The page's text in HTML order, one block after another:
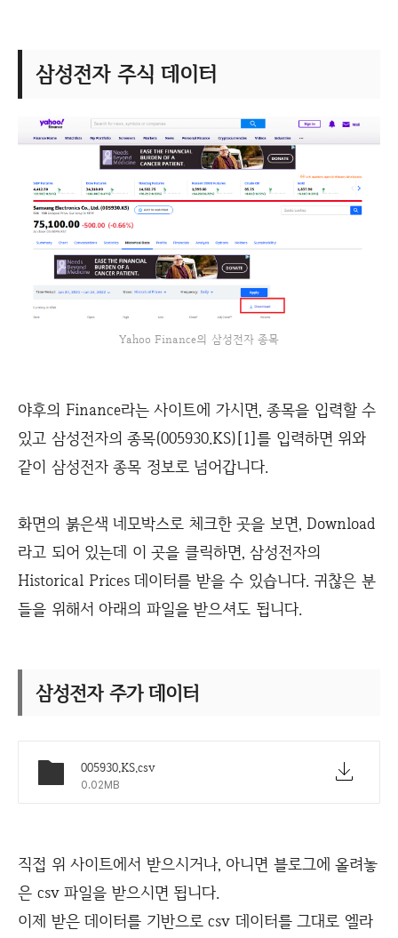
삼성전자 주식 데이터
Yahoo Finance의 삼성전자 종목
야후의 Finance라는 사이트에 가시면, 종목을 입력할 수
있고 삼성전자의 종목(005930.KS)[1]를 입력하면 위와
같이 삼성전자 종목 정보로 넘어갑니다.
화면의 붉은색 네모박스로 체크한 곳을 보면, Download
라고 되어 있는데 이 곳을 클릭하면, 삼성전자의
Historical Prices 데이터를 받을 수 있습니다. 귀찮은 분
들을 위해서 아래의 파일을 받으셔도 됩니다.
삼성전자 주가 데이터
005930.KS.csv
0.02MB
직접 위 사이트에서 받으시거나, 아니면 블로그에 올려놓
은 csv 파일을 받으시면 됩니다.
이제 받은 데이터를 기반으로 csv 데이터를 그대로 엘라